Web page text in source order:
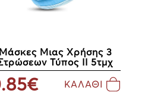
Μιας Χρήσης 3
Τύπος ΙΙ 5τμχ
ΚΑΛΑΘΙ